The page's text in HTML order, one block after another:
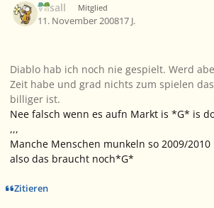
Vasall Mitglied
11. November 200817 J.
Diablo hab ich noch nie gespielt. Werd
Zeit habe und grad nichts zum spielen
billiger ist.
Nee falsch wenn es aufn Markt is *G* is
,,,
Manche Menschen munkeln so 2009/2010
also das braucht noch*G*
Zitieren